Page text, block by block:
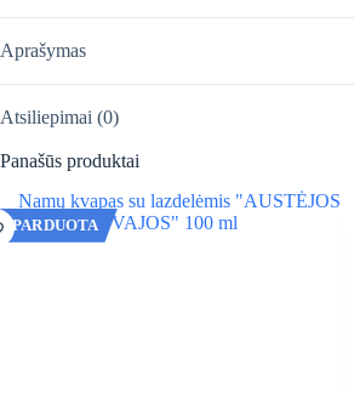
Aprašymas
Atsiliepimai (0)
Panašūs produktai